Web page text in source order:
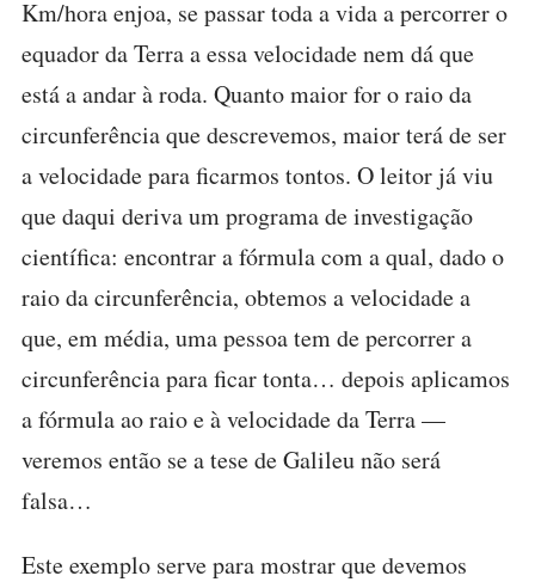
Km/hora enjoa, se passar toda a vida a percorrer o
equador da Terra a essa velocidade nem dá que
está a andar à roda. Quanto maior for o raio da
circunferência que descrevemos, maior terá de ser
a velocidade para ficarmos tontos. O leitor já viu
que daqui deriva um programa de investigação
científica: encontrar a fórmula com a qual, dado o
raio da circunferência, obtemos a velocidade a
que, em média, uma pessoa tem de percorrer a
circunferência para ficar tonta… depois aplicamos
a fórmula ao raio e à velocidade da Terra —
veremos então se a tese de Galileu não será
falsa…
Este exemplo serve para mostrar que devemos